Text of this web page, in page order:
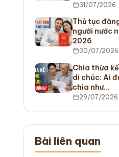
31/07/2026
Thủ tục
người nước
2026
30/07/2026
Chia thừa
di chúc: Ai
chia như…
29/07/2026
Bài liên quan